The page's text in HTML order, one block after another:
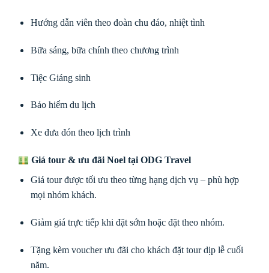
Hướng dẫn viên theo đoàn chu đáo, nhiệt tình
Bữa sáng, bữa chính theo chương trình
Tiệc Giáng sinh
Bảo hiểm du lịch
Xe đưa đón theo lịch trình
Giá tour & ưu đãi Noel tại ODG Travel
Giá tour được tối ưu theo từng hạng dịch vụ – phù hợp
mọi nhóm khách.
Giảm giá trực tiếp khi đặt sớm hoặc đặt theo nhóm.
Tặng kèm voucher ưu đãi cho khách đặt tour dịp lễ cuối
năm.